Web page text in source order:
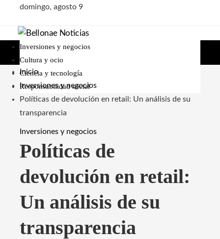
domingo, agosto 9
Inversiones y negocios
Cultura y ocio
Ciencia y tecnología
Responsabilidad social
Inicio
Inversiones y negocios
Políticas de devolución en retail: Un análisis de su
transparencia
Inversiones y negocios
Políticas de
devolución en retail:
Un análisis de su
transparencia